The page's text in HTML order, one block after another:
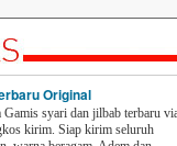
Original
syari dan jilbab terbaru
kirim. Siap kirim seluruh